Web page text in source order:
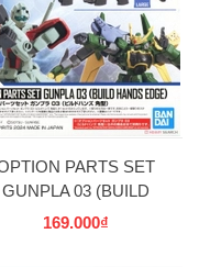
PARTS SET
GUNPLA 03 (BUILD
EDGE) BANDAI
169.000₫